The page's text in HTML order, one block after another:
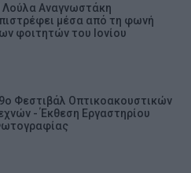
Λούλα Αναγνωστάκη
μέσα από τη φωνή
φοιτητών του Ιονίου
Φεστιβάλ Οπτικοακουστικών
- Έκθεση Εργαστηρίου